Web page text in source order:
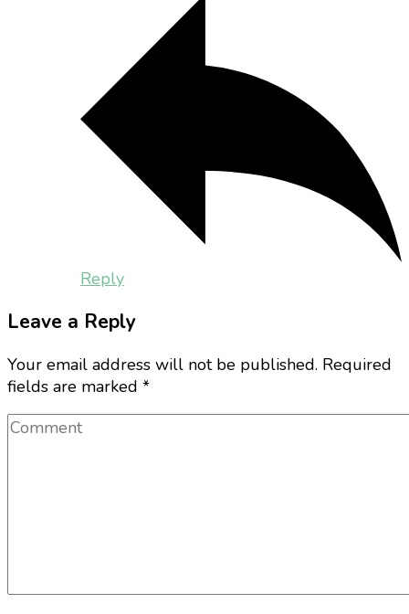
Reply
Leave a Reply
Your email address will not be published. Required
fields are marked *
Comment